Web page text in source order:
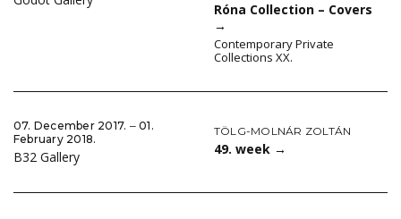
Róna Collection – Covers
→
Contemporary Private
Collections XX.
07. December 2017. ‒ 01.
February 2018.
B32 Gallery
TÖLG-MOLNÁR ZOLTÁN
49. week →